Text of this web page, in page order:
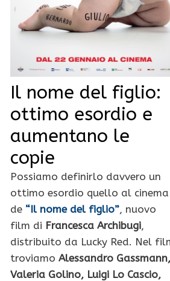
Il nome del figlio:
ottimo esordio e
aumentano le
copie
Possiamo definirlo davvero un
ottimo esordio quello al cinema
de “Il nome del figlio”, nuovo
film di Francesca Archibugi,
distribuito da Lucky Red. Nel
troviamo Alessandro Gassmann,
Valeria Golino, Luigi Lo Cascio,